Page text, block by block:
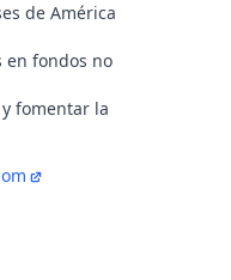
de América
en fondos no
fomentar la